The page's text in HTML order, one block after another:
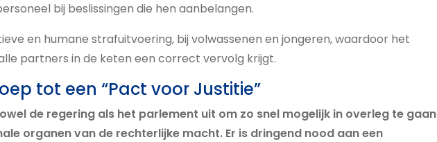
bij beslissingen die hen aanbelangen.
en humane strafuitvoering, bij volwassenen en jongeren, waardoor het
partners in de keten een correct vervolg krijgt.
tot een “Pact voor Justitie”
de regering als het parlement uit om zo snel mogelijk in overleg te gaan
organen van de rechterlijke macht. Er is dringend nood aan een